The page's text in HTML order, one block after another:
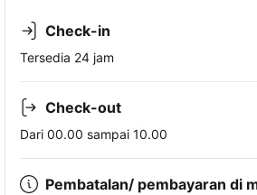
Check-in
Tersedia 24 jam
Check-out
Dari 00.00 sampai 10.00
Pembatalan/ pembayaran di